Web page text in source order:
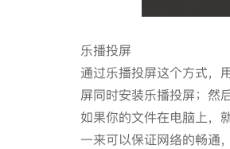
乐播投屏
通过乐播投屏这个方式，
屏同时安装乐播投屏；然
如果你的文件在电脑上，
一来可以保证网络的畅通